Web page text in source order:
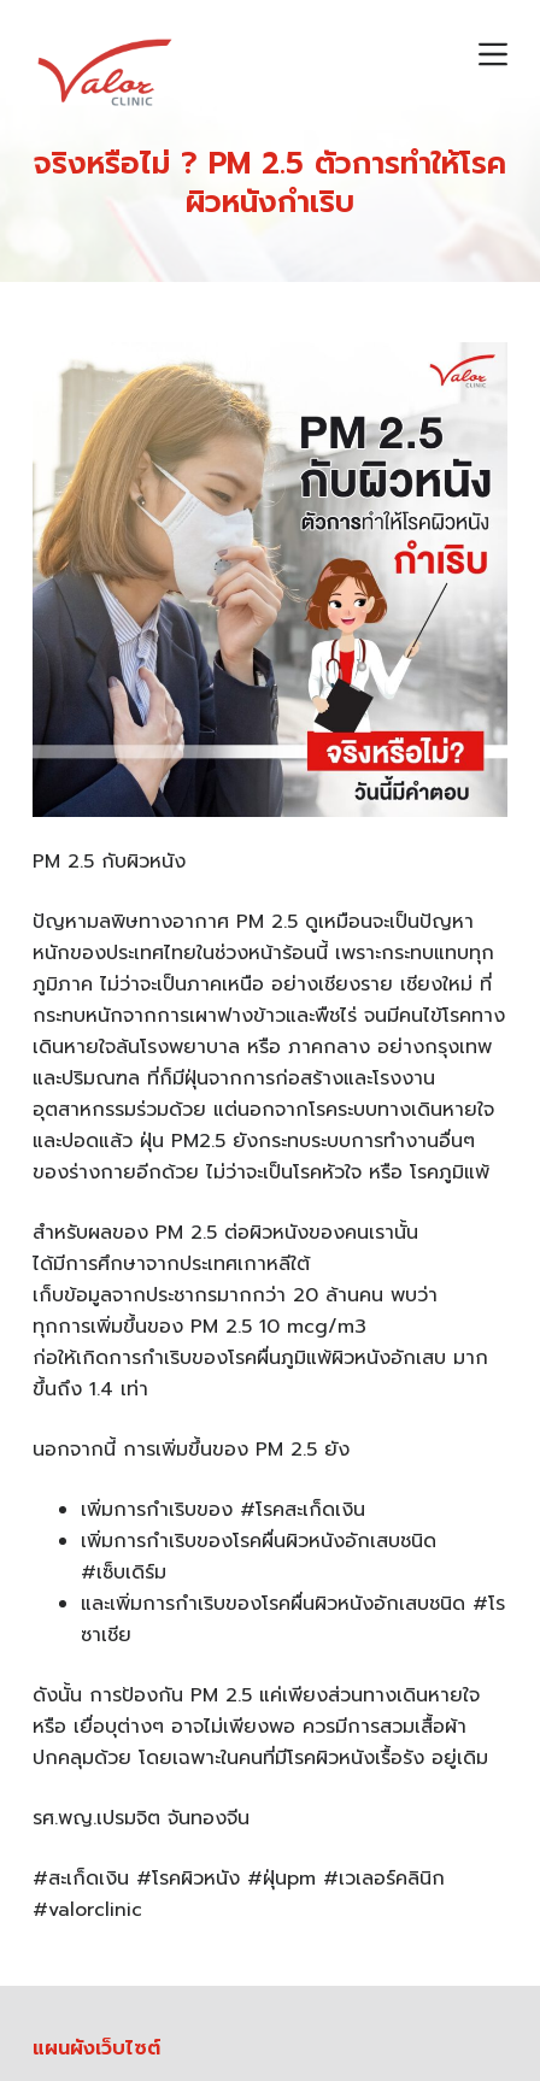
จริงหรือไม่ ? PM 2.5 ตัวการทำให้โรค
ผิวหนังกำเริบ
PM 2.5 กับผิวหนัง
ปัญหามลพิษทางอากาศ PM 2.5 ดูเหมือนจะเป็นปัญหา
หนักของประเทศไทยในช่วงหน้าร้อนนี้ เพราะกระทบแทบทุก
ภูมิภาค ไม่ว่าจะเป็นภาคเหนือ อย่างเชียงราย เชียงใหม่ ที่
กระทบหนักจากการเผาฟางข้าวและพืชไร่ จนมีคนไข้โรคทาง
เดินหายใจล้นโรงพยาบาล หรือ ภาคกลาง อย่างกรุงเทพ
และปริมณฑล ที่ก็มีฝุ่นจากการก่อสร้างและโรงงาน
อุตสาหกรรมร่วมด้วย แต่นอกจากโรคระบบทางเดินหายใจ
และปอดแล้ว ฝุ่น PM2.5 ยังกระทบระบบการทำงานอื่นๆ
ของร่างกายอีกด้วย ไม่ว่าจะเป็นโรคหัวใจ หรือ โรคภูมิแพ้
สำหรับผลของ PM 2.5 ต่อผิวหนังของคนเรานั้น
ได้มีการศึกษาจากประเทศเกาหลีใต้
เก็บข้อมูลจากประชากรมากกว่า 20 ล้านคน พบว่า
ทุกการเพิ่มขึ้นของ PM 2.5 10 mcg/m3
ก่อให้เกิดการกำเริบของโรคผื่นภูมิแพ้ผิวหนังอักเสบ มาก
ขึ้นถึง 1.4 เท่า
นอกจากนี้ การเพิ่มขึ้นของ PM 2.5 ยัง
เพิ่มการกำเริบของ #โรคสะเก็ดเงิน
เพิ่มการกำเริบของโรคผื่นผิวหนังอักเสบชนิด
#เซ็บเดิร์ม
และเพิ่มการกำเริบของโรคผื่นผิวหนังอักเสบชนิด #โร
ซาเชีย
ดังนั้น การป้องกัน PM 2.5 แค่เพียงส่วนทางเดินหายใจ
หรือ เยื่อบุต่างๆ อาจไม่เพียงพอ ควรมีการสวมเสื้อผ้า
ปกคลุมด้วย โดยเฉพาะในคนที่มีโรคผิวหนังเรื้อรัง อยู่เดิม
รศ.พญ.เปรมจิต จันทองจีน
#สะเก็ดเงิน #โรคผิวหนัง #ฝุ่นpm #เวเลอร์คลินิก
#valorclinic
แผนผังเว็บไซต์